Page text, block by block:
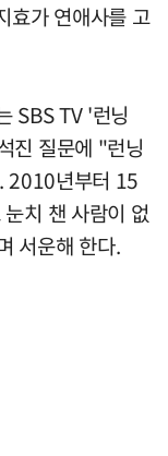
효가 연애사를 고
SBS TV '런닝
진 질문에 "런닝
2010년부터 15
치 챈 사람이 없
서운해 한다.